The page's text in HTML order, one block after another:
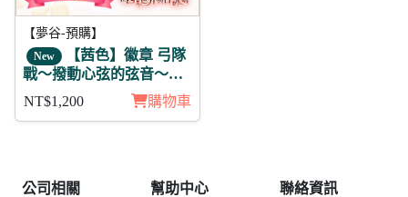
【夢谷-預購】
New 【茜色】徽章 弓隊
戰～撥動心弦的弦音～織
田信長(陰覺) 11入
NT$1,200 購物車
公司相關 幫助中心 聯絡資訊